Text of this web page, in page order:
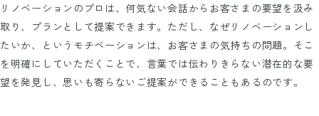
リノベーションのプロは、何気ない会話からお客さまの要望を汲み
取り、プランとして提案できます。ただし、なぜリノベーションし
たいか、というモチベーションは、お客さまの気持ちの問題。そこ
を明確にしていただくことで、言葉では伝わりきらない潜在的な要
望を発見し、思いも寄らないご提案ができることもあるのです。